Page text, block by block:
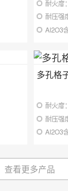
耐火度
耐压强
Al2O3
多孔格
耐火度
耐压强
Al2O3
查看更多产品